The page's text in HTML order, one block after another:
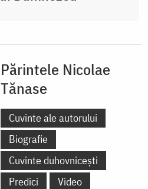
Părintele Nicolae
Tănase
Cuvinte ale autorului
Biografie
Cuvinte duhovnicești
Predici
Video